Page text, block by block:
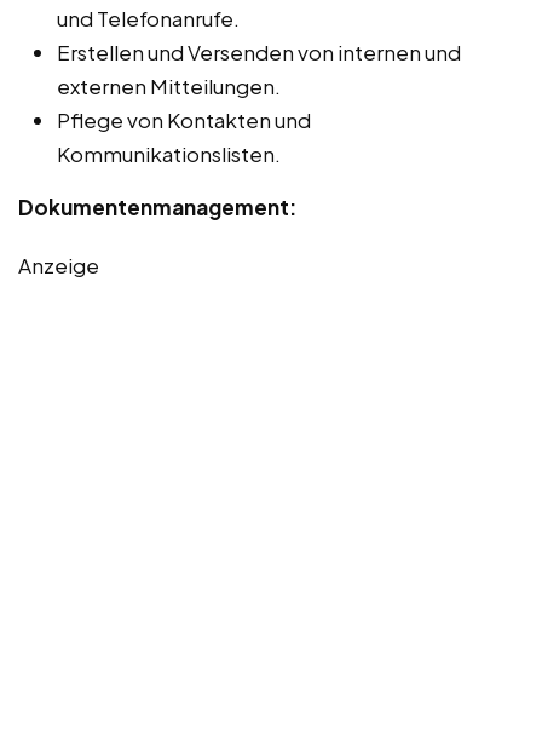
und Telefonanrufe.
Erstellen und Versenden von internen und
externen Mitteilungen.
Pflege von Kontakten und
Kommunikationslisten.
Dokumentenmanagement:
Anzeige